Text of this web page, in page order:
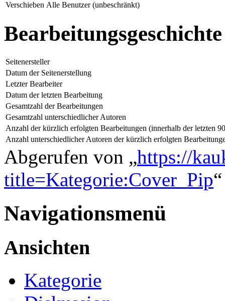
Verschieben Alle Benutzer (unbeschränkt)
Bearbeitungsgeschichte
Seitenersteller
Datum der Seitenerstellung
Letzter Bearbeiter
Datum der letzten Bearbeitung
Gesamtzahl der Bearbeitungen
Gesamtzahl unterschiedlicher Autoren
Anzahl der kürzlich erfolgten Bearbeitungen (innerhalb der letzten
Anzahl unterschiedlicher Autoren der kürzlich erfolgten
Abgerufen von „https://
title=Kategorie:Cover_Pip“
Navigationsmenü
Ansichten
Kategorie